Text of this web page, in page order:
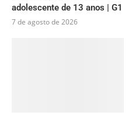
adolescente de 13 anos | G1
7 de agosto de 2026